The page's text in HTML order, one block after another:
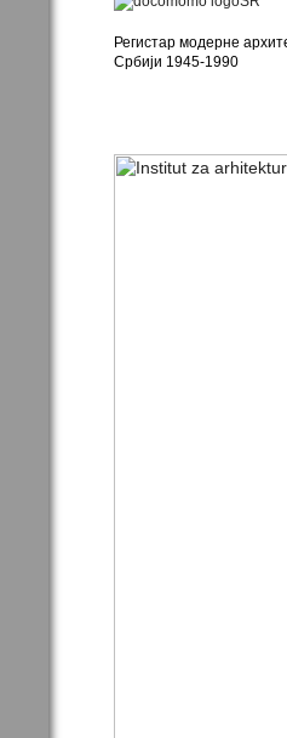
Регистар модерне
Србији 1945-1990